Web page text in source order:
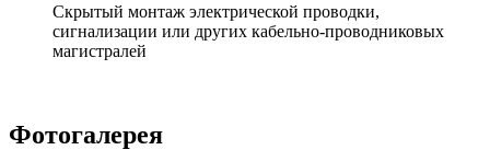
Скрытый монтаж электрической проводки,
сигнализации или других кабельно-проводниковых
магистралей
Фотогалерея